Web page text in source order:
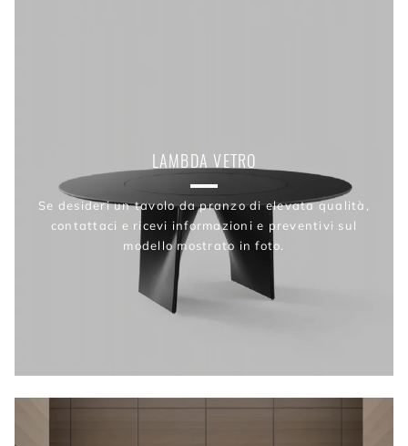
LAMBDA VETRO
Se desideri un tavolo da pranzo di elevata qualità,
contattaci e ricevi informazioni e preventivi sul
modello mostrato in foto.